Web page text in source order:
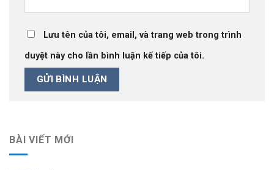
BÀI VIẾT MỚI
Lưu tên của tôi, email, và trang web trong trình
duyệt này cho lần bình luận kế tiếp của tôi.